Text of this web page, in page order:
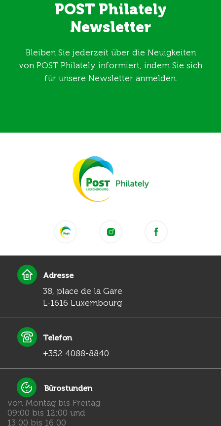
POST Philately
Newsletter
Bleiben Sie jederzeit über die Neuigkeiten
von POST Philately informiert, indem Sie sich
für unsere Newsletter anmelden.
Adresse
38, place de la Gare
L-1616 Luxembourg
Telefon
+352 4088-8840
Bürostunden
von Montag bis Freitag
09:00 bis 12:00 und
13:00 bis 16:00